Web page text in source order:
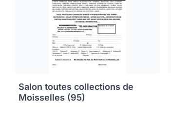
Salon toutes collections de
Moisselles (95)